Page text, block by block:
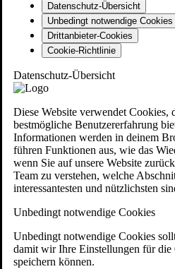
Datenschutz-Übersicht
Unbedingt notwendige Cookies
Drittanbieter-Cookies
Cookie-Richtlinie
Datenschutz-Übersicht
Diese Website verwendet Cookies,
bestmögliche Benutzererfahrung
Informationen werden in deinem
führen Funktionen aus, wie das
wenn Sie auf unsere Website
Team zu verstehen, welche
interessantesten und nützlichsten
Unbedingt notwendige Cookies
Unbedingt notwendige Cookies
damit wir Ihre Einstellungen für die
speichern können.